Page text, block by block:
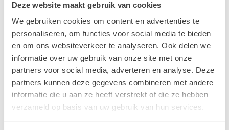
Deze website maakt gebruik van cookies
We gebruiken cookies om content en advertenties te
personaliseren, om functies voor social media te bieden
en om ons websiteverkeer te analyseren. Ook delen we
informatie over uw gebruik van onze site met onze
partners voor social media, adverteren en analyse. Deze
partners kunnen deze gegevens combineren met andere
informatie die u aan ze heeft verstrekt of die ze hebben
verzameld op basis van uw gebruik van hun services.
Vragen
Als de website aangeeft dat het setje niet beschikbaar is,
neem dan contact met ons op. Het kan namelijk zo zijn
dat 1 product niet op voorraad is, maar we hebben voor
veel producten een alternatief! Je kunt ons bereiken op 06
20 21 73 66 of mail naarinfo@loodsofrentals.nl
Verhuur - Hoe werkt het?